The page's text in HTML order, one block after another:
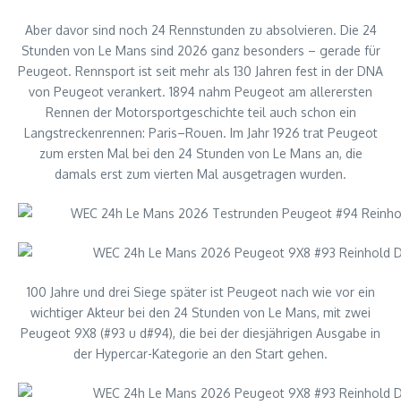
Aber davor sind noch 24 Rennstunden zu absolvieren. Die 24
Stunden von Le Mans sind 2026 ganz besonders – gerade für
Peugeot. Rennsport ist seit mehr als 130 Jahren fest in der DNA
von Peugeot verankert. 1894 nahm Peugeot am allerersten
Rennen der Motorsportgeschichte teil auch schon ein
Langstreckenrennen: Paris–Rouen. Im Jahr 1926 trat Peugeot
zum ersten Mal bei den 24 Stunden von Le Mans an, die
damals erst zum vierten Mal ausgetragen wurden.
100 Jahre und drei Siege später ist Peugeot nach wie vor ein
wichtiger Akteur bei den 24 Stunden von Le Mans, mit zwei
Peugeot 9X8 (#93 u d#94), die bei der diesjährigen Ausgabe in
der Hypercar-Kategorie an den Start gehen.